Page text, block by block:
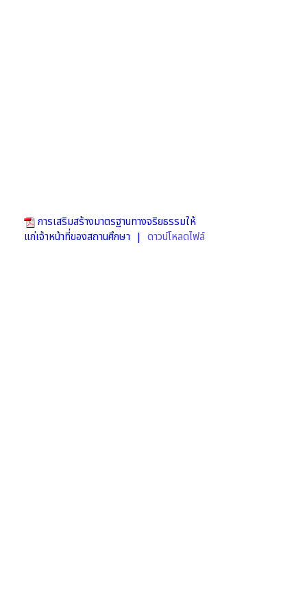
การเสริมสร้างมาตรฐานทางจริยธรรมให้
แก่เจ้าหน้าที่ของสถานศึกษา | ดาวน์โหลดไฟล์